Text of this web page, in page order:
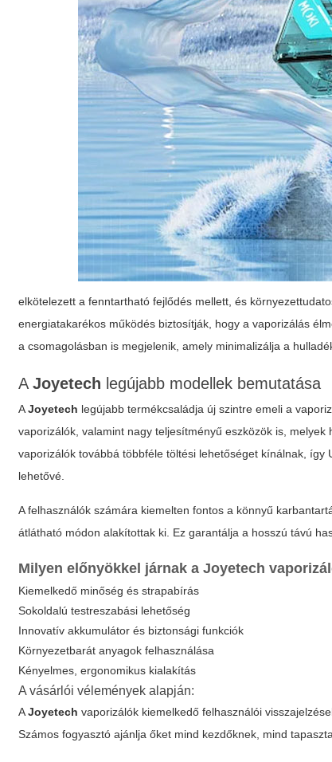
elkötelezett a fenntartható fejlődés mellett, és
energiatakarékos működés biztosítják, hogy a vaporizálás
a csomagolásban is megjelenik, amely minimalizálja a
AJoyetech legújabb modellek bemutatása
AJoyetech legújabb termékcsaládja új szintre emeli a
vaporizálók, valamint nagy teljesítményű eszközök is,
vaporizálók továbbá többféle töltési lehetőséget kínálnak,
lehetővé.
A felhasználók számára kiemelten fontos a könnyű
átlátható módon alakítottak ki. Ez garantálja a hosszú távú
Milyen előnyökkel járnak aJoyetech
Kiemelkedő minőség és strapabírás
Sokoldalú testreszabási lehetőség
Innovatív akkumulátor és biztonsági funkciók
Környezetbarát anyagok felhasználása
Kényelmes, ergonomikus kialakítás
A vásárlói vélemények alapján:
AJoyetech vaporizálók kiemelkedő felhasználói
Számos fogyasztó ajánlja őket mind kezdőknek, mind